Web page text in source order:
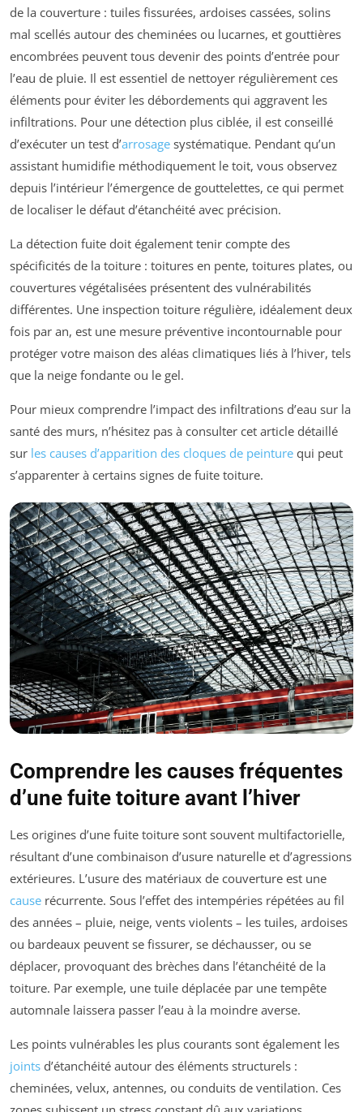
de la couverture : tuiles fissurées, ardoises cassées, solins
mal scellés autour des cheminées ou lucarnes, et gouttières
encombrées peuvent tous devenir des points d’entrée pour
l’eau de pluie. Il est essentiel de nettoyer régulièrement ces
éléments pour éviter les débordements qui aggravent les
infiltrations. Pour une détection plus ciblée, il est conseillé
d’exécuter un test d’arrosage systématique. Pendant qu’un
assistant humidifie méthodiquement le toit, vous observez
depuis l’intérieur l’émergence de gouttelettes, ce qui permet
de localiser le défaut d’étanchéité avec précision.
La détection fuite doit également tenir compte des
spécificités de la toiture : toitures en pente, toitures plates, ou
couvertures végétalisées présentent des vulnérabilités
différentes. Une inspection toiture régulière, idéalement deux
fois par an, est une mesure préventive incontournable pour
protéger votre maison des aléas climatiques liés à l’hiver, tels
que la neige fondante ou le gel.
Pour mieux comprendre l’impact des infiltrations d’eau sur la
santé des murs, n’hésitez pas à consulter cet article détaillé
sur les causes d’apparition des cloques de peinture qui peut
s’apparenter à certains signes de fuite toiture.
Comprendre les causes fréquentes
d’une fuite toiture avant l’hiver
Les origines d’une fuite toiture sont souvent multifactorielle,
résultant d’une combinaison d’usure naturelle et d’agressions
extérieures. L’usure des matériaux de couverture est une
cause récurrente. Sous l’effet des intempéries répétées au fil
des années – pluie, neige, vents violents – les tuiles, ardoises
ou bardeaux peuvent se fissurer, se déchausser, ou se
déplacer, provoquant des brèches dans l’étanchéité de la
toiture. Par exemple, une tuile déplacée par une tempête
automnale laissera passer l’eau à la moindre averse.
Les points vulnérables les plus courants sont également les
joints d’étanchéité autour des éléments structurels :
cheminées, velux, antennes, ou conduits de ventilation. Ces